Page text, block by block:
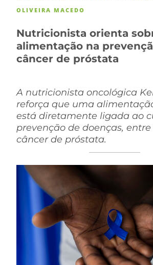
OLIVEIRA MACEDO
Nutricionista orienta
alimentação na
câncer de próstata
A nutricionista oncológica
reforça que uma
está diretamente ligada ao
prevenção de doenças, entre
câncer de próstata.